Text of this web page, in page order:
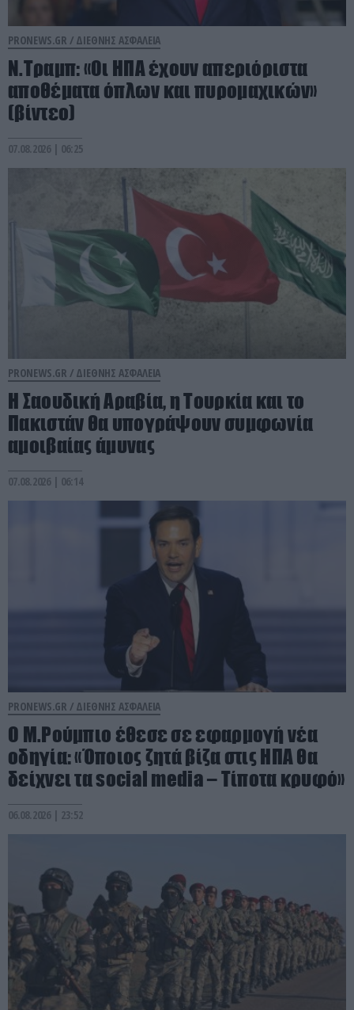
PRONEWS.GR / ΔΙΕΘΝΗΣ ΑΣΦΑΛΕΙΑ
Ν.Τραμπ: «Οι ΗΠΑ έχουν απεριόριστα
αποθέματα όπλων και πυρομαχικών»
(βίντεο)
07.08.2026 | 06:25
PRONEWS.GR / ΔΙΕΘΝΗΣ ΑΣΦΑΛΕΙΑ
Η Σαουδική Αραβία, η Τουρκία και το
Πακιστάν θα υπογράψουν συμφωνία
αμοιβαίας άμυνας
07.08.2026 | 06:14
PRONEWS.GR / ΔΙΕΘΝΗΣ ΑΣΦΑΛΕΙΑ
Ο Μ.Ρούμπιο έθεσε σε εφαρμογή νέα
οδηγία: «Όποιος ζητά βίζα στις ΗΠΑ θα
δείχνει τα social media – Τίποτα κρυφό»
06.08.2026 | 23:52